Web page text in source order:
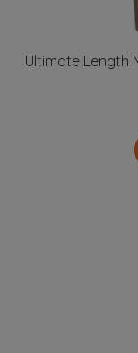
Ultimate Length